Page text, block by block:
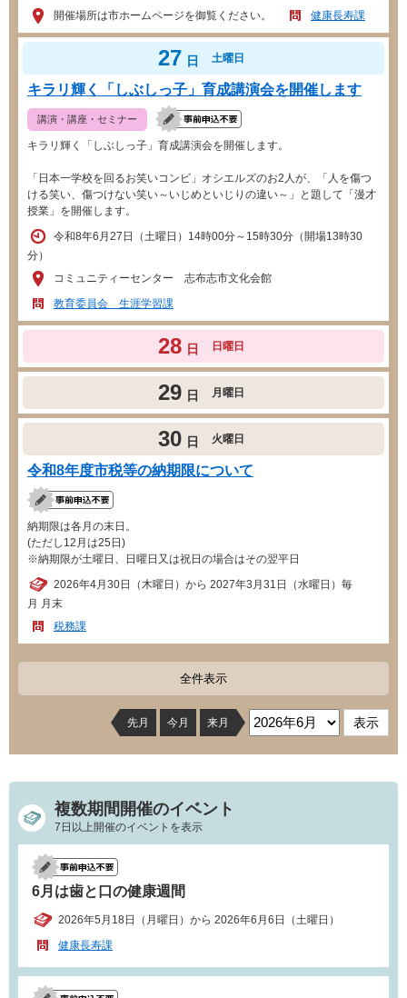
開催場所は市ホームページを御覧ください。
健康長寿課
27 日 土曜日
キラリ輝く「しぶしっ子」育成講演会を開催します
講演・講座・セミナー
キラリ輝く「しぶしっ子」育成講演会を開催します。
「日本一学校を回るお笑いコンビ」オシエルズのお2人が、「人を傷つ
ける笑い、傷つけない笑い～いじめといじりの違い～」と題して「漫才
授業」を開催します。
令和8年6月27日（土曜日）14時00分～15時30分（開場13時30
分）
コミュニティーセンター 志布志市文化会館
教育委員会 生涯学習課
28 日 日曜日
29 日 月曜日
30 日 火曜日
令和8年度市税等の納期限について
納期限は各月の末日。
(ただし12月は25日)
※納期限が土曜日、日曜日又は祝日の場合はその翌平日
2026年4月30日（木曜日）から 2027年3月31日（水曜日）毎
月 月末
税務課
全件表示
先月 今月 来月
複数期間開催のイベント
7日以上開催のイベントを表示
6月は歯と口の健康週間
2026年5月18日（月曜日）から 2026年6月6日（土曜日）
健康長寿課